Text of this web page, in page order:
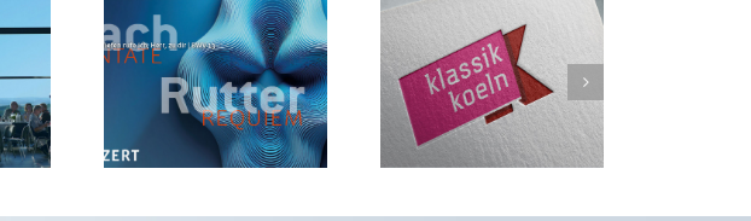
für
Musikportal
klassik-koeln.de